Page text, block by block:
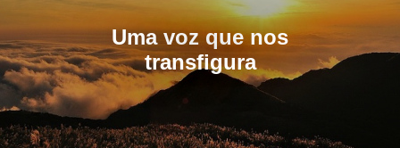
Uma voz que nos
transfigura